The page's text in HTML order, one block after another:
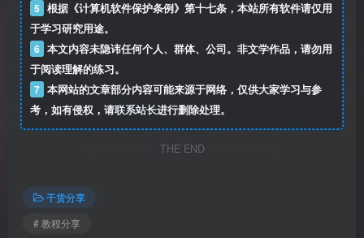
5 根据《计算机软件保护条例》第十七条，本站所有软件请仅用
于学习研究用途。
6 本文内容未隐讳任何个人、群体、公司。非文学作品，请勿用
于阅读理解的练习。
7 本网站的文章部分内容可能来源于网络，仅供大家学习与参
考，如有侵权，请联系站长进行删除处理。
THE END
干货分享
# 教程分享